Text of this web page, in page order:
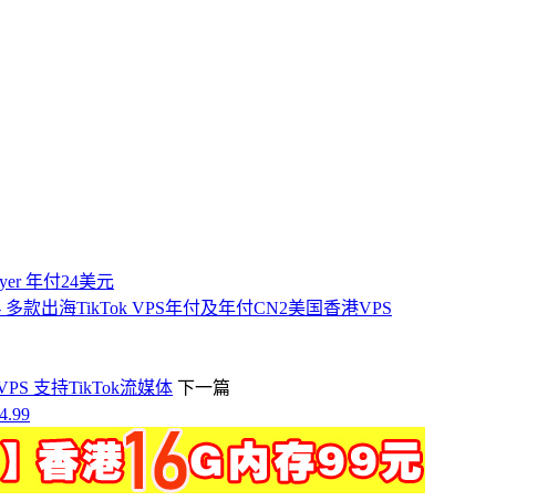
年付24美元
多款出海TikTok VPS年付及年付CN2美国香港VPS
支持TikTok流媒体 下一篇